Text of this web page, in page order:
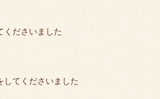
ださいました
てくださいました